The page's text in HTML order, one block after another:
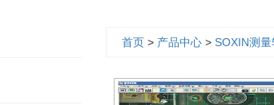
首页> 产品中心> SOXIN测量